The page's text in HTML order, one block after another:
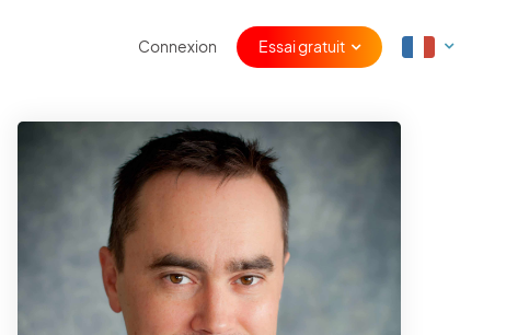
Connexion Essai gratuit